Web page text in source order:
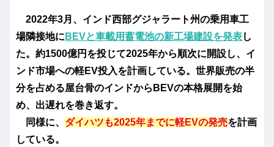
2022年3月、インド西部グジャラート州の乗用車工
場隣接地に BEVと車載用蓄電池の新工場建設を発表し
た。約1500億円を投じて2025年から順次に開設し、イ
ンド市場への軽EV投入を計画している。世界販売の半
分を占める屋台骨のインドからBEVの本格展開を始
め、出遅れを巻き返す。
同様に、 ダイハツも2025年までに軽EVの発売を計画
している。